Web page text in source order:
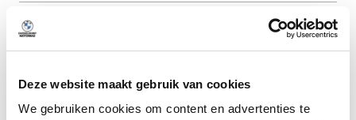
Deze website maakt gebruik van cookies
We gebruiken cookies om content en advertenties te
Handgeschakeld
Transmissie